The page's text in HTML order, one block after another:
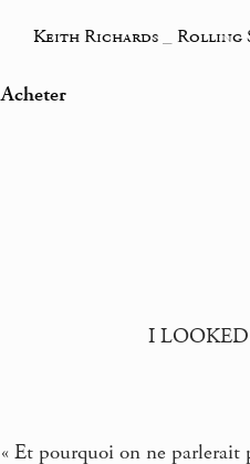
Keith Richards_ Rolling
Acheter
I LOOKED
« Et pourquoi on ne parlerait